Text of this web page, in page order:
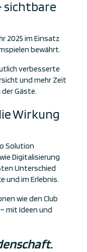
sichtbare
2025 im Einsatz
bewährt.
verbesserte
und mehr Zeit
Gäste.
Wirkung
Solution
Digitalisierung
Unterschied
und im Erlebnis.
wie den Club
mit Ideen und